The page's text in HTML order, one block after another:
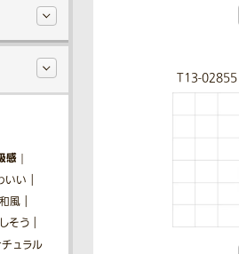
T13-02855
感
いい
和風
そう
ュラル